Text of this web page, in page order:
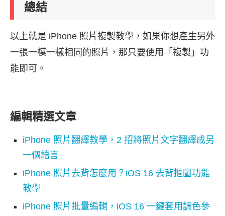
總結
以上就是 iPhone 照片複製教學，如果你想產生另外
一張一模一樣相同的照片，那只要使用「複製」功
能即可。
編輯精選文章
iPhone 照片翻譯教學，2 招將照片文字翻譯成另
一個語言
iPhone 照片去背怎麼用？iOS 16 去背摳圖功能
教學
iPhone 照片批量編輯，iOS 16 一鍵套用調色參